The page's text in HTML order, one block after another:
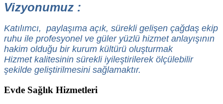
Vizyonumuz :
Katılımcı, paylaşıma açık, sürekli gelişen çağdaş ekip
ruhu ile profesyonel ve güler yüzlü hizmet anlayışının
hakim olduğu bir kurum kültürü oluşturmak
Hizmet kalitesinin sürekli iyileştirilerek ölçülebilir
şekilde geliştirilmesini sağlamaktır.
Evde Sağlık Hizmetleri